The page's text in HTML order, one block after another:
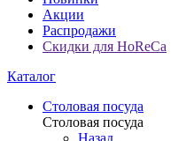
Акции
Распродажи
Скидки для HoReCa
Каталог
Столовая посуда
Столовая посуда
Назад